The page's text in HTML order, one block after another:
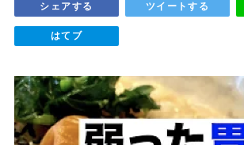
シェアする ツイートする
はてブ